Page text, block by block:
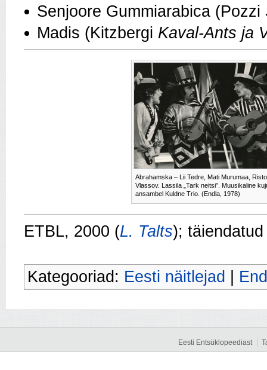
Senjoore Gummiarabica (Pozzi
Madis (Kitzbergi Kaval-Ants ja
Abrahamska – Lii Tedre, Mati Murumaa,
Vlassov. Lassila „Tark neitsi”. Muusikaline
ansambel Kuldne Trio. (Endla, 1978)
ETBL, 2000 (L. Talts);
Kategooriad: Eesti näitlejad
Eesti Entsüklopeediast